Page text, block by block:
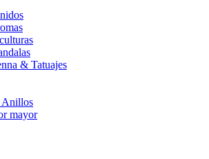
& Tatuajes
Anillos
mayor